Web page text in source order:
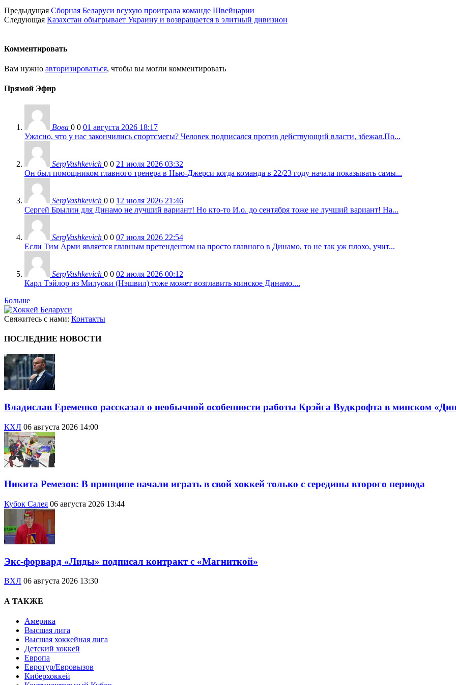
Предыдущая Сборная Беларуси всухую проиграла команде Швейцарии
Следующая Казахстан обыгрывает Украину и возвращается в элитный дивизион
Комментировать
Вам нужно авторизироваться, чтобы вы могли комментировать
Прямой Эфир
Вова 0 0 01 августа 2026 18:17
Ужасно, что у нас закончились спортсмегы? Человек подписался против действующнй власти, збежал.По...
SergVashkevich 0 0 21 июля 2026 03:32
Он был помощником главного тренера в Нью-Джерси когда команда в 22/23 году начала показывать самы...
SergVashkevich 0 0 12 июля 2026 21:46
Сергей Брылин для Динамо не лучший вариант! Но кто-то И.о. до сентября тоже не лучший вариант! На...
SergVashkevich 0 0 07 июля 2026 22:54
Если Тим Арми является главным претендентом на просто главного в Динамо, то не так уж плохо, учит...
SergVashkevich 0 0 02 июля 2026 00:12
Карл Тэйлор из Милуоки (Нэшвил) тоже может возглавить минское Динамо....
Больше
Свяжитесь с нами: Контакты
ПОСЛЕДНИЕ НОВОСТИ
Владислав Еременко рассказал о необычной особенности работы Крэйга Вудкрофта в минском
КХЛ 06 августа 2026 14:00
Никита Ремезов: В принципе начали играть в свой хоккей только с середины второго периода
Кубок Салея 06 августа 2026 13:44
Экс-форвард «Лиды» подписал контракт с «Магниткой»
ВХЛ 06 августа 2026 13:30
А ТАКЖЕ
Америка
Высшая лига
Высшая хоккейная лига
Детский хоккей
Европа
Евротур/Евровызов
Киберхоккей